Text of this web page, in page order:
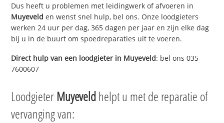
Dus heeft u problemen met leidingwerk of afvoeren in
Muyeveld en wenst snel hulp, bel ons. Onze loodgieters
werken 24 uur per dag, 365 dagen per jaar en zijn elke dag
bij u in de buurt om spoedreparaties uit te voeren.
Direct hulp van een loodgieter in Muyeveld: bel ons 035-
7600607
Loodgieter Muyeveldhelpt u met de reparatie of
vervanging van: